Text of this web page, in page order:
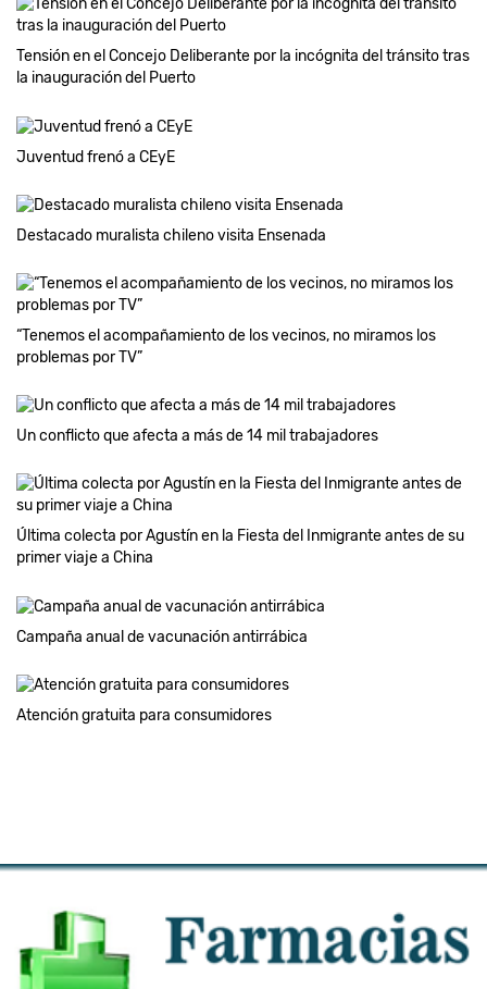
Tensión en el Concejo Deliberante por la incógnita del tránsito tras
la inauguración del Puerto
Juventud frenó a CEyE
Destacado muralista chileno visita Ensenada
“Tenemos el acompañamiento de los vecinos, no miramos los
problemas por TV”
Un conflicto que afecta a más de 14 mil trabajadores
Última colecta por Agustín en la Fiesta del Inmigrante antes de su
primer viaje a China
Campaña anual de vacunación antirrábica
Atención gratuita para consumidores